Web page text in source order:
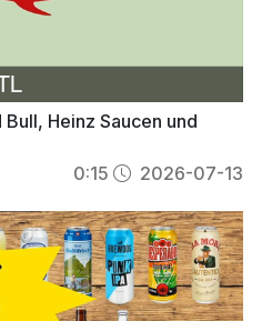
Heinz Saucen und
0:15 2026-07-13